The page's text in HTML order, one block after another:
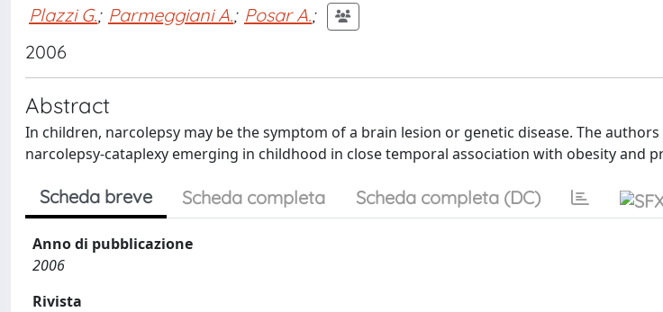
Plazzi G.; Parmeggiani A.; Posar A.;
2006
Abstract
In children, narcolepsy may be the symptom of a brain lesion or genetic disease. The
narcolepsy-cataplexy emerging in childhood in close temporal association with obesity and
Scheda breve Scheda completa Scheda completa (DC)
Anno di pubblicazione
2006
Rivista